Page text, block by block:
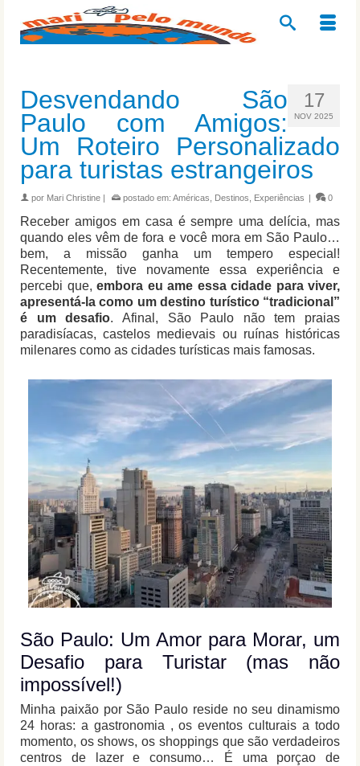
17
NOV 2025
Desvendando São
Paulo com Amigos:
Um Roteiro Personalizado
para turistas estrangeiros
por Mari Christine | postado em: Américas Destinos Experiências | 0
Receber amigos em casa é sempre uma delícia, mas
quando eles vêm de fora e você mora em São Paulo…
bem, a missão ganha um tempero especial!
Recentemente, tive novamente essa experiência e
percebi que, embora eu ame essa cidade para viver,
apresentá-la como um destino turístico “tradicional”
é um desafio. Afinal, São Paulo não tem praias
paradisíacas, castelos medievais ou ruínas históricas
milenares como as cidades turísticas mais famosas.
São Paulo: Um Amor para Morar, um
Desafio para Turistar (mas não
impossível!)
Minha paixão por São Paulo reside no seu dinamismo
24 horas: a gastronomia , os eventos culturais a todo
momento, os shows, os shoppings que são verdadeiros
centros de lazer e consumo… É uma porçao de